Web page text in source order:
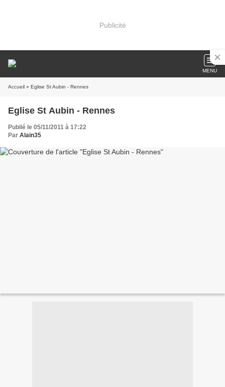
Publicité
MENU
Accueil » Eglise St Aubin - Rennes
Eglise St Aubin - Rennes
Publié le 05/11/2011 à 17:22
Par Alain35